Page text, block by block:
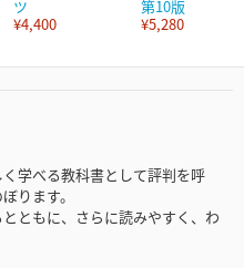
ツ
¥4,400
第10版
¥5,280
学べる教科書として評判を呼
ります。
ともに、さらに読みやすく、わ